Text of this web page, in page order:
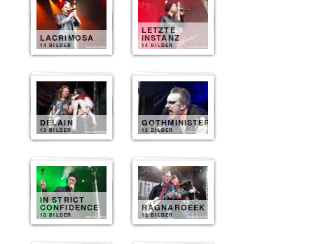
LACRIMOSA
14 BILDER
LETZTE
INSTANZ
14 BILDER
DELAIN
13 BILDER
GOTHMINISTER
12 BILDER
IN STRICT
CONFIDENCE
10 BILDER
RAGNAROEEK
12 BILDER